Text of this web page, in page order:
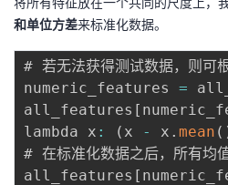
证
实
验
的
收
藏
持
建
议
和单位⽅差来标准化数据。
# 若⽆法获得测试数据，则可
numeric_features =
all_features [
lambda x : ( x - x . mean (
# 在标准化数据之后，所有均
all_features [